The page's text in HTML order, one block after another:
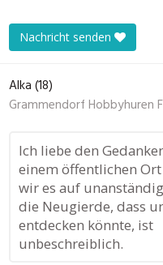
Nachricht senden
Alka (18)
Grammendorf Hobbyhuren
Ich liebe den
einem öffentlichen
wir es auf
die Neugierde, dass
entdecken könnte, ist
unbeschreiblich.